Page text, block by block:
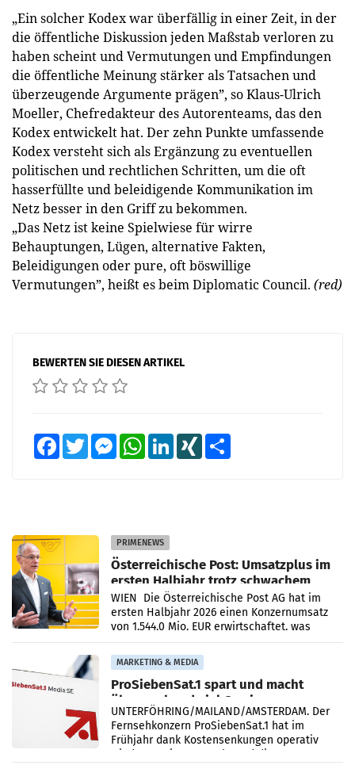
„Ein solcher Kodex war überfällig in einer Zeit, in der
die ­öffentliche Diskussion jeden Maßstab verloren zu
haben scheint und Vermutungen und Empfindungen
die öffentliche Meinung stärker als Tatsachen und
überzeugende Argumente prägen”, so Klaus-Ulrich
Moeller, Chef­redakteur des Autorenteams, das den
Kodex entwickelt hat. Der zehn Punkte umfassende
Kodex versteht sich als Ergänzung zu eventuellen
politischen und rechtlichen Schritten, um die oft
hasserfüllte und beleidigende Kommunikation im
Netz besser in den Griff zu bekommen.
„Das Netz ist keine Spielwiese für wirre
Behauptungen, Lügen, alternative Fakten,
Beleidigungen oder pure, oft böswillige
Vermutungen”, heißt es beim Diplomatic Council. (red)
BEWERTEN SIE DIESEN ARTIKEL
FacebookTwitter MessengerWhatsAppLinkedInXING
PRIMENEWS
Österreichische Post: Umsatzplus im
ersten Halbjahr trotz schwachem
Briefgeschäft
WIEN Die Österreichische Post AG hat im
ersten Halbjahr 2026 einen Konzernumsatz
von 1.544,0 Mio. EUR erwirtschaftet, was
einem Plus von 3,8 Prozent gegenüber dem
Vergleichszeitraum
MARKETING & MEDIA
ProSiebenSat.1 spart und macht
überraschend viel Gewinn
UNTERFÖHRING/MAILAND/AMSTERDAM. Der
Fernsehkonzern ProSiebenSat.1 hat im
Frühjahr dank Kostensenkungen operativ
wieder Gewinn gemacht und die